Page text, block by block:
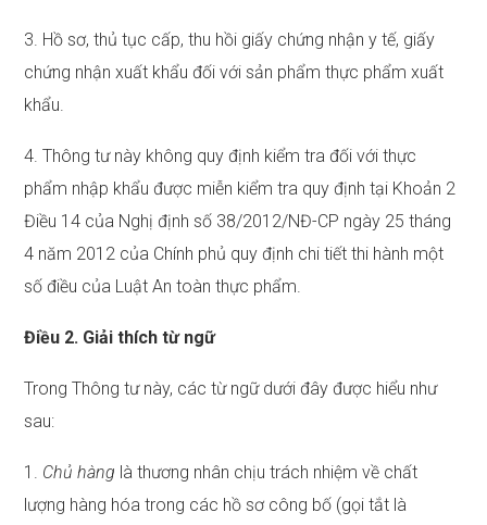
3. Hồ sơ, thủ tục cấp, thu hồi giấy chứng nhận y tế, giấy
chứng nhận xuất khẩu đối với sản phẩm thực phẩm xuất
khẩu.
4. Thông tư này không quy định kiểm tra đối với thực
phẩm nhập khẩu được miễn kiểm tra quy định tại Khoản 2
Điều 14 của Nghị định số 38/2012/NĐ-CP ngày 25 tháng
4 năm 2012 của Chính phủ quy định chi tiết thi hành một
số điều của Luật An toàn thực phẩm.
Điều 2. Giải thích từ ngữ
Trong Thông tư này, các từ ngữ dưới đây được hiểu như
sau:
1. Chủ hàng là thương nhân chịu trách nhiệm về chất
lượng hàng hóa trong các hồ sơ công bố (gọi tắt là